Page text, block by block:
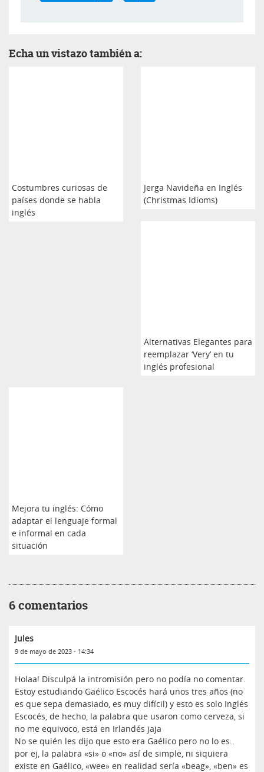
Echa un vistazo también a:
Costumbres curiosas de
países donde se habla
inglés
Jerga Navideña en Inglés
(Christmas Idioms)
Alternativas Elegantes para
reemplazar ‘Very’ en tu
inglés profesional
Mejora tu inglés: Cómo
adaptar el lenguaje formal
e informal en cada
situación
6 comentarios
Jules
9 de mayo de 2023 - 14:34
Holaa! Disculpá la intromisión pero no podía no comentar.
Estoy estudiando Gaélico Escocés hará unos tres años (no
es que sepa demasiado, es muy difícil) y esto es solo Inglés
Escocés, de hecho, la palabra que usaron como cerveza, si
no me equivoco, está en Irlandés jaja
No se quién les dijo que esto era Gaélico pero no lo es..
por ej, la palabra «si» o «no» así de simple, ni siquiera
existe en Gaélico, «wee» en realidad sería «beag», «ben» es